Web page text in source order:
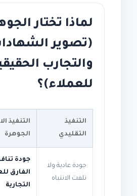
لماذا تختار
(تصوير
والتجارب
للعملاء)؟
التنفيذ
التقليدي
التنفيذ
الجوهرة
جودة عادية ولا
تلفت الانتباه
جودة
الفارق
التجارية